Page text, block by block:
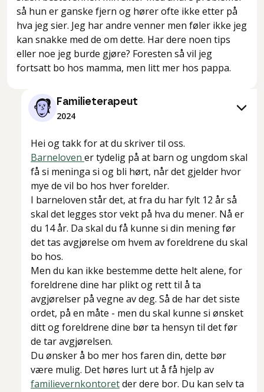
så hun er ganske fjern og hører ofte ikke etter på
hva jeg sier. Jeg har andre venner men føler ikke jeg
kan snakke med de om dette. Har dere noen tips
eller noe jeg burde gjøre? Foresten så vil jeg
fortsatt bo hos mamma, men litt mer hos pappa.
Familieterapeut
2024
Hei og takk for at du skriver til oss.
Barneloven er tydelig på at barn og ungdom skal
få si meninga si og bli hørt, når det gjelder hvor
mye de vil bo hos hver forelder.
I barneloven står det, at fra du har fylt 12 år så
skal det legges stor vekt på hva du mener. Nå er
du 14 år. Da skal du få kunne si din mening før
det tas avgjørelse om hvem av foreldrene du skal
bo hos.
Men du kan ikke bestemme dette helt alene, for
foreldrene dine har plikt og rett til å ta
avgjørelser på vegne av deg. Så de har det siste
ordet, på en måte - men du skal kunne si ønsket
ditt og foreldrene dine bør ta hensyn til det før
de tar avgjørelsen.
Du ønsker å bo mer hos faren din, dette bør
være mulig. Det høres lurt ut å få hjelp av
familievernkontoretder dere bor. Du kan selv ta